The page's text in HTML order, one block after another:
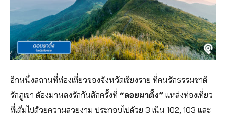
อีกหนึ่งสถานที่ท่องเที่ยวของจังหวัดเชียงราย ที่คนรักธรรมชาติ
รักภูเขา ต้องมาหลงรักกันสักครั้งที่ “ดอยผาตั้ง” แหล่งท่องเที่ยว
ที่เต็มไปด้วยความสวยงาม ประกอบไปด้วย 3 เนิน 102, 103 และ